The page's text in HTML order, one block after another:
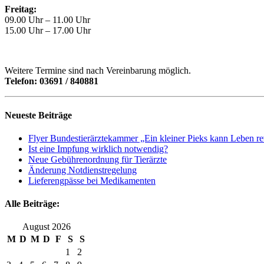
Freitag:
09.00 Uhr – 11.00 Uhr
15.00 Uhr – 17.00 Uhr
Weitere Termine sind nach Vereinbarung möglich.
Telefon: 03691 / 840881
Neueste Beiträge
Flyer Bundestierärztekammer „Ein kleiner Pieks kann Leben
Ist eine Impfung wirklich notwendig?
Neue Gebührenordnung für Tierärzte
Änderung Notdienstregelung
Lieferengpässe bei Medikamenten
Alle Beiträge:
August 2026
M D M D F S
S
1
2